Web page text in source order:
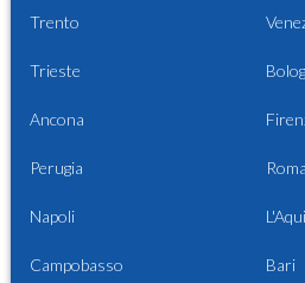
Trento
Trieste
Ancona
Perugia Roma
Napoli
Campobasso Bari